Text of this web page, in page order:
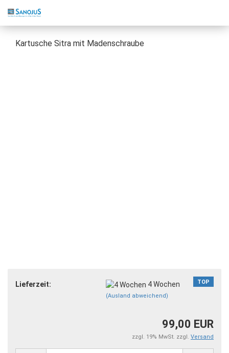
Kartusche Sitra mit Madenschraube
TOP
Lieferzeit: 4 Wochen
(Ausland abweichend)
99,00 EUR
zzgl. 19% MwSt. zzgl. Versand